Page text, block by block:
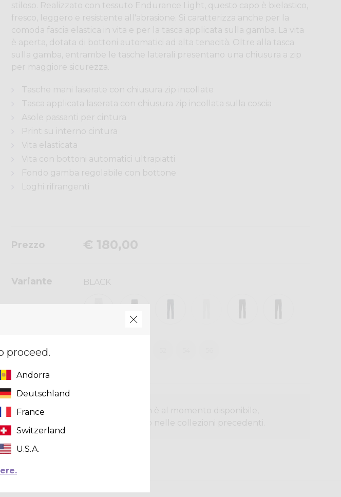
stiloso. Realizzato con tessuto Endurance Light, questo capo è bielastico,
fresco, leggero e resistente all'abrasione. Si caratterizza anche per la
comoda fascia elastica in vita e per la tasca applicata sulla gamba. La vita
è aperta, dotata di bottoni automatici ad alta tenacità. Oltre alla tasca
sulla gamba, entrambe le tasche laterali presentano una chiusura a zip
per maggiore sicurezza.
Tasche mani laserate con chiusura zip incollate
Tasca applicata laserata con chiusura zip incollata sulla coscia
Asole passanti per cintura
Print su interno cintura
Vita elasticata
Vita con bottoni automatici ultrapiatti
Fondo gamba regolabile con bottone
Loghi rifrangenti
Prezzo € 180,00
Variante BLACK
Taglia
Questo prodotto non è al momento disponibile,
per cercarlo nelle collezioni precedenti.
proceed.
Andorra
Deutschland
France
Switzerland
U.S.A.